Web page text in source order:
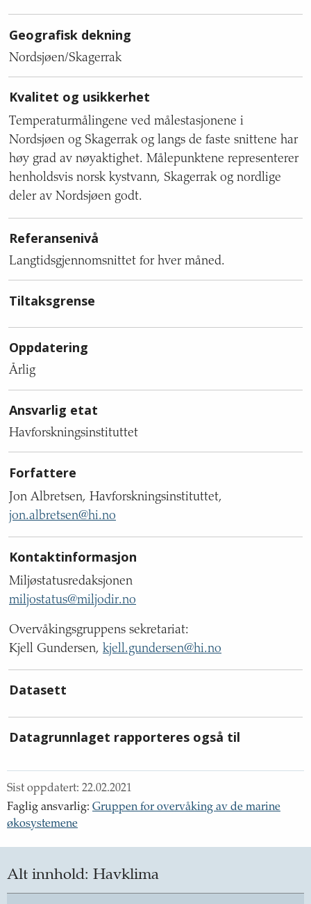
Geografisk dekning
Nordsjøen/Skagerrak
Kvalitet og usikkerhet
Temperaturmålingene ved målestasjonene i
Nordsjøen og Skagerrak og langs de faste snittene har
høy grad av nøyaktighet. Målepunktene representerer
henholdsvis norsk kystvann, Skagerrak og nordlige
deler av Nordsjøen godt.
Referansenivå
Langtidsgjennomsnittet for hver måned.
Tiltaksgrense
Oppdatering
Årlig
Ansvarlig etat
Havforskningsinstituttet
Forfattere
Jon Albretsen, Havforskningsinstituttet,
jon.albretsen@hi.no
Kontaktinformasjon
Miljøstatusredaksjonen
miljostatus@miljodir.no
Overvåkingsgruppens sekretariat:
Kjell Gundersen, kjell.gundersen@hi.no
Datasett
Datagrunnlaget rapporteres også til
Sist oppdatert: 22.02.2021
Faglig ansvarlig: Gruppen for overvåking av de marine
økosystemene
Alt innhold: Havklima